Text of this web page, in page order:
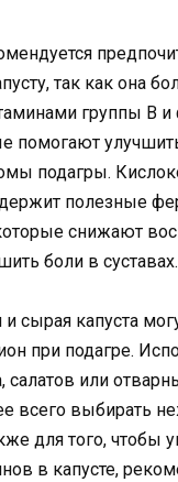
так как она
группы В
помогают
подагры.
полезные
снижают
боли в суставах.
и сырая капуста
при подагре.
салатов или
всего выбирать
для того, чтобы
в капусте,